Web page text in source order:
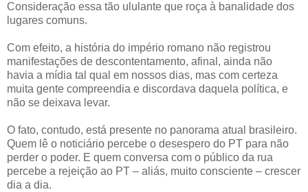
Consideração essa tão ululante que roça à banalidade dos
lugares comuns.
Com efeito, a história do império romano não registrou
manifestações de descontentamento, afinal, ainda não
havia a mídia tal qual em nossos dias, mas com certeza
muita gente compreendia e discordava daquela política, e
não se deixava levar.
O fato, contudo, está presente no panorama atual brasileiro.
Quem lê o noticiário percebe o desespero do PT para não
perder o poder. E quem conversa com o público da rua
percebe a rejeição ao PT – aliás, muito consciente – crescer
dia a dia.